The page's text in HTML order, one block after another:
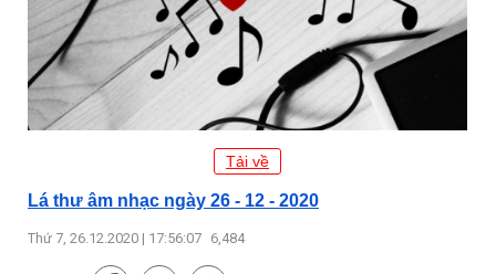
Tải về
Lá thư âm nhạc ngày 26 - 12 - 2020
Thứ 7, 26.12.2020 | 17:56:07 6,484